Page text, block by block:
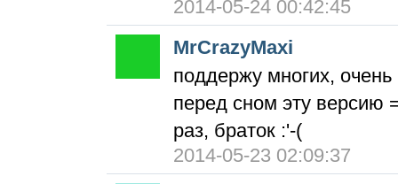
2014-05-24 00:42:45
MrCrazyMaxi
поддержу многих,
перед сном эту версию
раз, браток :'-(
2014-05-23 02:09:37